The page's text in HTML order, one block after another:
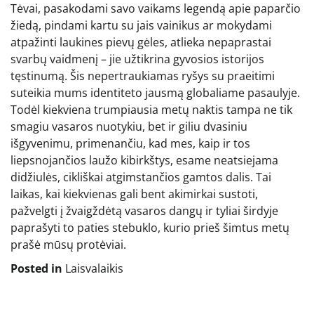
Tėvai, pasakodami savo vaikams legendą apie paparčio
žiedą, pindami kartu su jais vainikus ar mokydami
atpažinti laukines pievų gėles, atlieka nepaprastai
svarbų vaidmenį – jie užtikrina gyvosios istorijos
tęstinumą. Šis nepertraukiamas ryšys su praeitimi
suteikia mums identiteto jausmą globaliame pasaulyje.
Todėl kiekviena trumpiausia metų naktis tampa ne tik
smagiu vasaros nuotykiu, bet ir giliu dvasiniu
išgyvenimu, primenančiu, kad mes, kaip ir tos
liepsnojančios laužo kibirkštys, esame neatsiejama
didžiulės, cikliškai atgimstančios gamtos dalis. Tai
laikas, kai kiekvienas gali bent akimirkai sustoti,
pažvelgti į žvaigždėtą vasaros dangų ir tyliai širdyje
paprašyti to paties stebuklo, kurio prieš šimtus metų
prašė mūsų protėviai.
Posted in Laisvalaikis